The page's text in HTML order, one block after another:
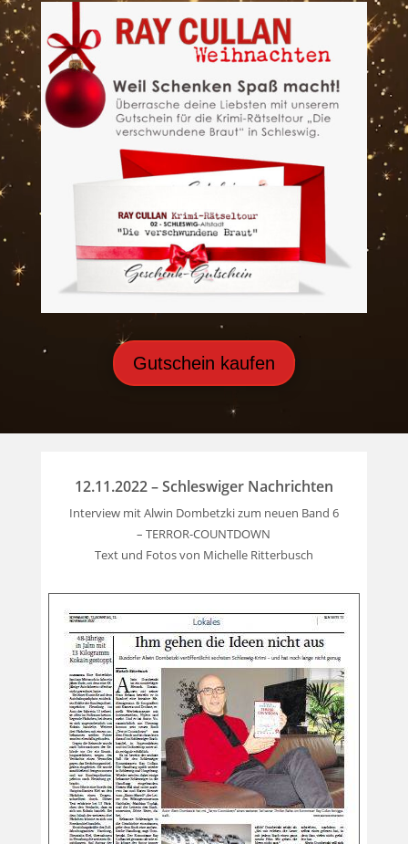
Gutschein kaufen
12.11.2022 – Schleswiger Nachrichten
Interview mit Alwin Dombetzki zum neuen Band 6
– TERROR-COUNTDOWN
Text und Fotos von Michelle Ritterbusch